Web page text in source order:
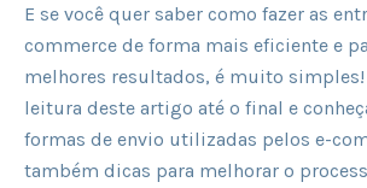
E se você quer saber como fazer as
commerce de forma mais eficiente e
melhores resultados, é muito simples!
leitura deste artigo até o final e
formas de envio utilizadas pelos e-
também dicas para melhorar o